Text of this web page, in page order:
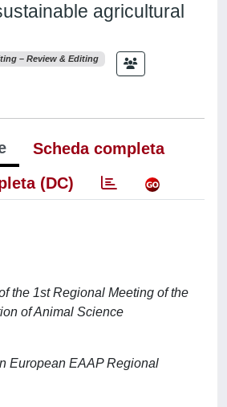
agricultural
– Review & Editing
Scheda completa
(DC)
the 1st Regional Meeting of the
of Animal Science
European EAAP Regional